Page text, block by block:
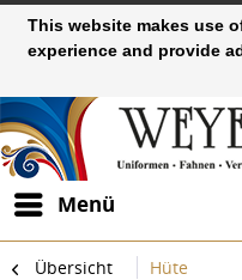
Menü
Übersicht Hüte
This website makes use
experience and provide